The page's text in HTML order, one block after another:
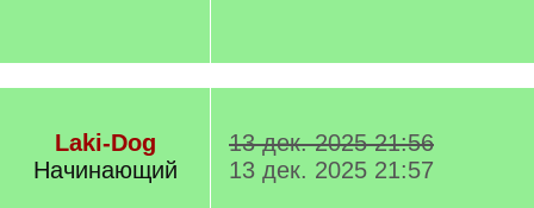
Laki-Dog
Начинающий
13 дек. 2025 21:56
13 дек. 2025 21:57